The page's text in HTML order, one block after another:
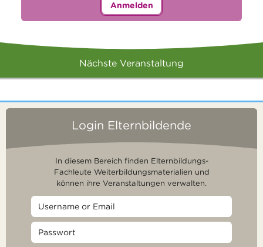
Anmelden
Nächste Veranstaltung
Login Elternbildende
In diesem Bereich finden Elternbildungs-
Fachleute Weiterbildungsmaterialien und
können ihre Veranstaltungen verwalten.